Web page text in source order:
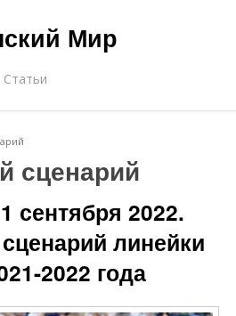
Мир
Статьи
сценарий
сентября 2022.
линейки
2022 года